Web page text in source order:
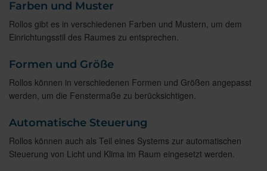
Farben und Muster
Rollos gibt es in verschiedenen Farben und Mustern, um dem
Einrichtungsstil des Raumes zu entsprechen.
Formen und Größe
Rollos können in verschiedenen Formen und Größen angepasst
werden, um die Fenstermaße zu berücksichtigen.
Automatische Steuerung
Rollos können auch als Teil eines Systems zur automatischen
Steuerung von Licht und Klima im Raum eingesetzt werden.